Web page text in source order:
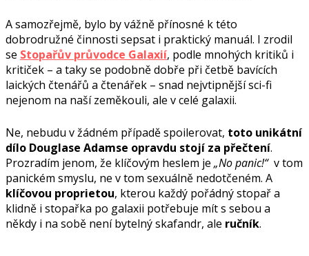
A samozřejmě, bylo by vážně přínosné k této
dobrodružné činnosti sepsat i praktický manuál. I zrodil
se Stopařův průvodce Galaxií, podle mnohých kritiků i
kritiček – a taky se podobně dobře při četbě bavících
laických čtenářů a čtenářek – snad nejvtipnější sci-fi
nejenom na naší zeměkouli, ale v celé galaxii.
Ne, nebudu v žádném případě spoilerovat, toto unikátní
dílo Douglase Adamse opravdu stojí za přečtení.
Prozradím jenom, že klíčovým heslem je „No panic!“v tom
panickém smyslu, ne v tom sexuálně nedotčeném. A
klíčovou proprietou, kterou každý pořádný stopař a
klidně i stopařka po galaxii potřebuje mít s sebou a
někdy i na sobě není bytelný skafandr, ale ručník.